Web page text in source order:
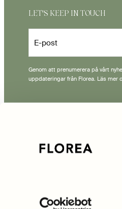
LET'S KEEP IN TOUCH
E-post
Genom att prenumerera på vårt
uppdateringar från Florea. Läs mer